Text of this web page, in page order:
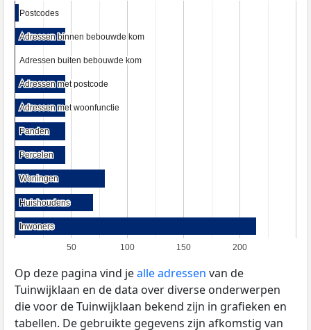
50 100 150 200
Postcodes
Postcodes
Adressen binnen bebouwde kom
Adressen binnen bebouwde kom
Adressen buiten bebouwde kom
Adressen buiten bebouwde kom
Adressen met postcode
Adressen met postcode
Adressen met woonfunctie
Adressen met woonfunctie
Panden
Panden
Percelen
Percelen
Woningen
Woningen
Huishoudens
Huishoudens
Inwoners
Inwoners
Op deze pagina vind jealle adressen van de
Tuinwijklaan en de data over diverse onderwerpen
die voor de Tuinwijklaan bekend zijn in grafieken en
tabellen. De gebruikte gegevens zijn afkomstig van